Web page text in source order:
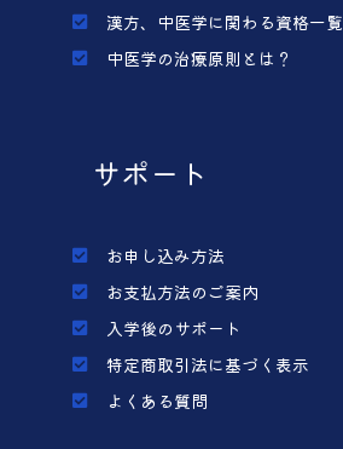
漢方、中医学に関わる資格一覧
中医学の治療原則とは？
サポート
お申し込み方法
お支払方法のご案内
入学後のサポート
特定商取引法に基づく表示
よくある質問